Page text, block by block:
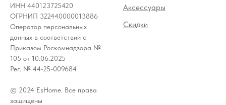
ИНН 440123725420
ОГРНИП 322440000013886
Оператор персональных
данных в соответствии с
Приказом Роскомнадзора №
105 от 10.06.2025
Рег. № 44-25-009684
© 2024 EsHome. Все права
защищены
Аксессуары
Скидки